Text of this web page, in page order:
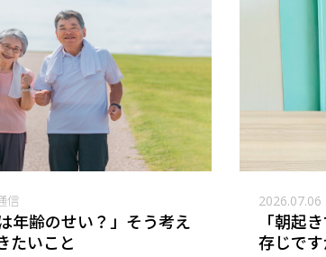
信
年齢のせい？」そう考え
たいこと
2026.07.06
「朝起
存じです